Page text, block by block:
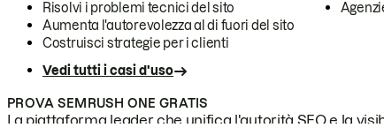
Risolvi i problemi tecnici del sito
Aumenta l'autorevolezza al di fuori del sito
Costruisci strategie per i clienti
Vedi tutti i casi d'uso
PROVA SEMRUSH ONE GRATIS
La piattaforma leader che unifica l'autorità SEO e la